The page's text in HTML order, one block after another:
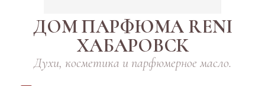
ДОМ ПАРФЮМА RENI
ХАБАРОВСК
Духи, косметика и парфюмерное масло.